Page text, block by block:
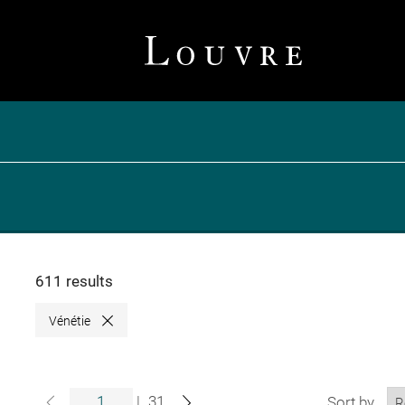
611 results
Vénétie Close
| 31